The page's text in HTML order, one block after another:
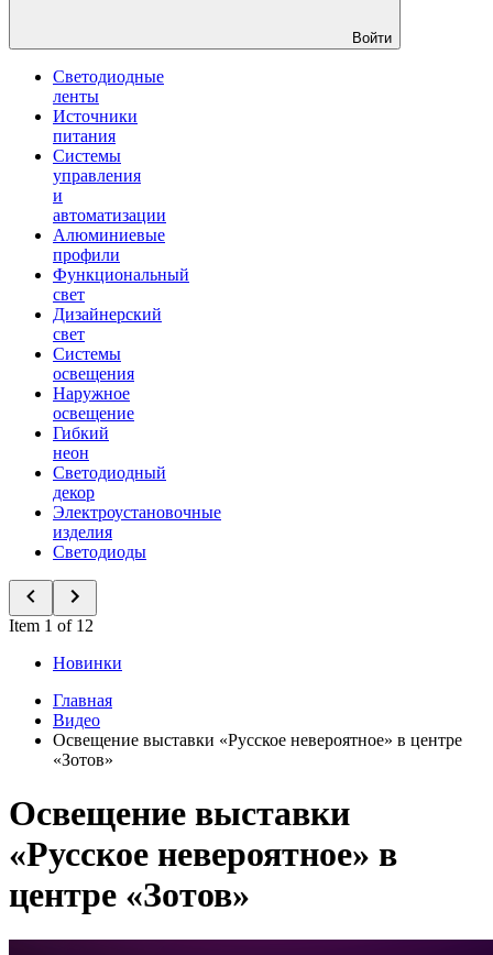
Войти
Светодиодные
ленты
Источники
питания
Системы
управления
и
автоматизации
Алюминиевые
профили
Функциональный
свет
Дизайнерский
свет
Системы
освещения
Наружное
освещение
Гибкий
неон
Светодиодный
декор
Электроустановочные
изделия
Светодиоды
Item 1 of 12
Новинки
Главная
Видео
Освещение выставки «Русское невероятное» в центре
«Зотов»
Освещение выставки
«Русское невероятное» в
центре «Зотов»